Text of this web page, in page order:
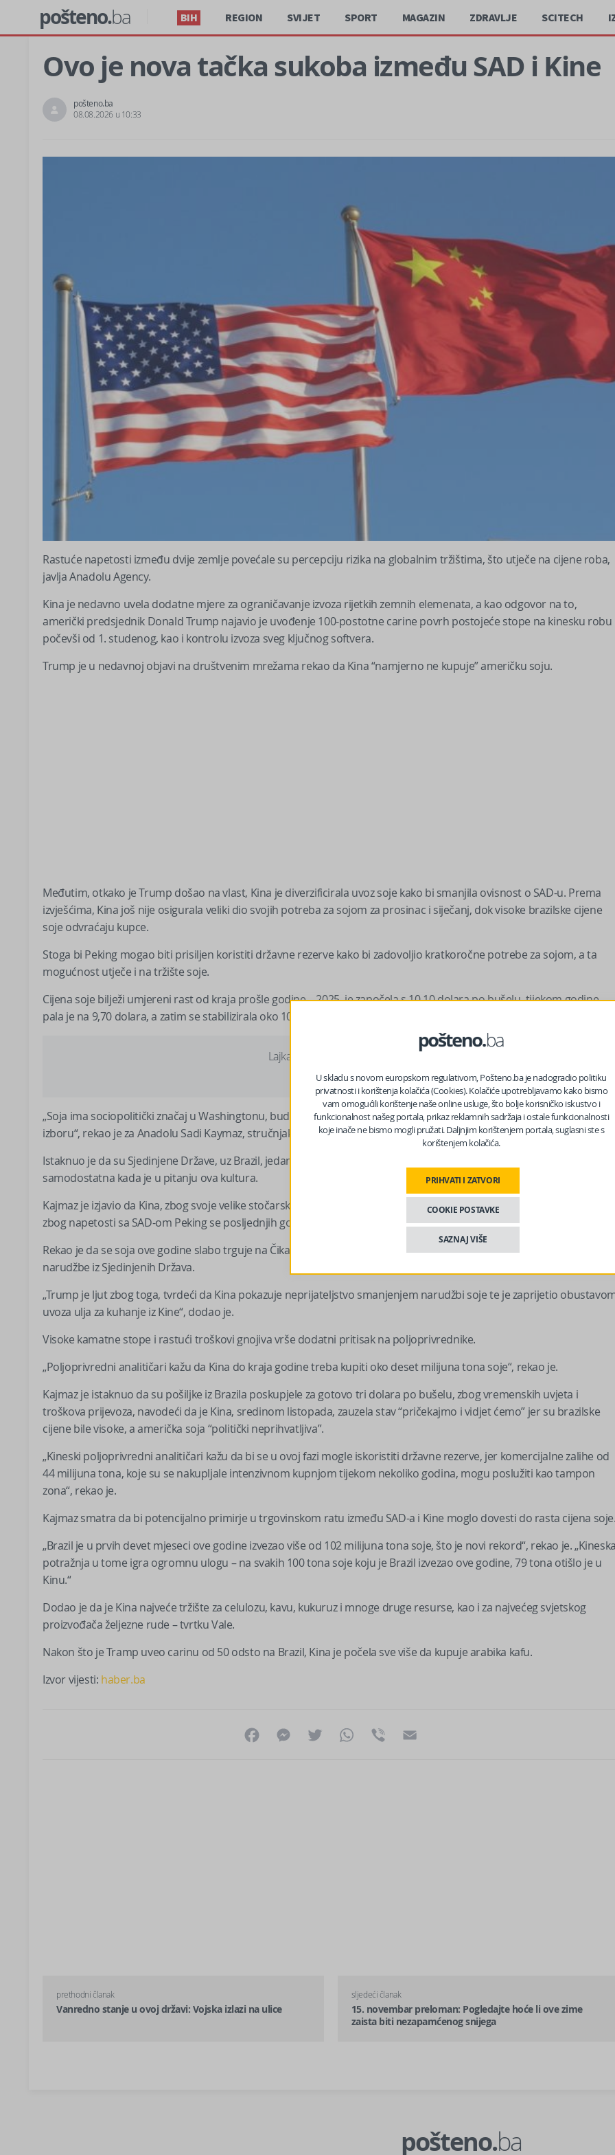
pošteno.ba BIH REGION SVIJET SPORT MAGAZIN ZDRAVLJE SCITECH
Ovo je nova tačka sukoba između SAD i Kine
pošteno.ba
08.08.2026 u 10:33
Rastuće napetosti između dvije zemlje povećale su percepciju rizika na globalnim tržištima, što utječe na cijene roba,
javlja Anadolu Agency.
Kina je nedavno uvela dodatne mjere za ograničavanje izvoza rijetkih zemnih elemenata, a kao odgovor na to,
američki predsjednik Donald Trump najavio je uvođenje 100-postotne carine povrh postojeće stope na kinesku robu
počevši od 1. studenog, kao i kontrolu izvoza sveg ključnog softvera.
Trump je u nedavnoj objavi na društvenim mrežama rekao da Kina “namjerno ne kupuje” američku soju.
Međutim, otkako je Trump došao na vlast, Kina je diverzificirala uvoz soje kako bi smanjila ovisnost o SAD-u. Prema
izvješćima, Kina još nije osigurala veliki dio svojih potreba za sojom za prosinac i siječanj, dok visoke brazilske cijene
soje odvraćaju kupce.
Stoga bi Peking mogao biti prisiljen koristiti državne rezerve kako bi zadovoljio kratkoročne potrebe za sojom, a ta
mogućnost utječe i na tržište soje.
Cijena soje bilježi umjereni rast od kraja prošle godine – 2025. je započela s 10,10 dolara po bušelu, tijekom godine
pala je na 9,70 dolara, a zatim se stabilizirala oko 10,82 dolara.
Lajkajte nas na Facebooku?
„Soja ima sociopolitički značaj u Washingtonu, budući da su poljoprivrednici odigrali veliku ulogu u Trumpovom
izboru“, rekao je za Anadolu Sadi Kaymaz, stručnjak za azijska tržišta.
Istaknuo je da su Sjedinjene Države, uz Brazil, jedan od dva najveća izvoznika soje na svijetu, dok Kina nije
samodostatna kada je u pitanju ova kultura.
Kajmaz je izjavio da Kina, zbog svoje velike stočarske industrije, mora uvoziti značajnu količinu soje iz inozemstva, a
zbog napetosti sa SAD-om Peking se posljednjih godina okrenuo Brazilu.
Rekao je da se soja ove godine slabo trguje na Čikaškoj robnoj burzi jer je Kina gotovo u potpunosti zaustavila
narudžbe iz Sjedinjenih Država.
„Trump je ljut zbog toga, tvrdeći da Kina pokazuje neprijateljstvo smanjenjem narudžbi soje te je zaprijetio
uvoza ulja za kuhanje iz Kine“, dodao je.
Visoke kamatne stope i rastući troškovi gnojiva vrše dodatni pritisak na poljoprivrednike.
„Poljoprivredni analitičari kažu da Kina do kraja godine treba kupiti oko deset milijuna tona soje“, rekao je.
Kajmaz je istaknuo da su pošiljke iz Brazila poskupjele za gotovo tri dolara po bušelu, zbog vremenskih uvjeta i
troškova prijevoza, navodeći da je Kina, sredinom listopada, zauzela stav “pričekajmo i vidjet ćemo” jer su brazilske
cijene bile visoke, a američka soja “politički neprihvatljiva”.
„Kineski poljoprivredni analitičari kažu da bi se u ovoj fazi mogle iskoristiti državne rezerve, jer komercijalne zalihe od
44 milijuna tona, koje su se nakupljale intenzivnom kupnjom tijekom nekoliko godina, mogu poslužiti kao tampon
zona“, rekao je.
Kajmaz smatra da bi potencijalno primirje u trgovinskom ratu između SAD-a i Kine moglo dovesti do rasta cijena
„Brazil je u prvih devet mjeseci ove godine izvezao više od 102 milijuna tona soje, što je novi rekord“, rekao je.
potražnja u tome igra ogromnu ulogu – na svakih 100 tona soje koju je Brazil izvezao ove godine, 79 tona otišlo je u
Kinu.“
Dodao je da je Kina najveće tržište za celulozu, kavu, kukuruz i mnoge druge resurse, kao i za najvećeg svjetskog
proizvođača željezne rude – tvrtku Vale.
Nakon što je Tramp uveo carinu od 50 odsto na Brazil, Kina je počela sve više da kupuje arabika kafu.
Izvor vijesti: haber.ba
FacebookMessenger
Twitter WhatsApp
Viber
prethodni članak
Vanredno stanje u ovoj državi: Vojska izlazi na ulice
sljedeći članak
15. novembar preloman: Pogledajte hoće li ove zime
zaista biti nezapamćenog snijega
U skladu s novom europskom regulativom, Pošteno.ba je nadogradio politiku
privatnosti i korištenja kolačića (Cookies). Kolačiće upotrebljavamo kako bismo
vam omogućili korištenje naše online usluge, što bolje korisničko iskustvo i
funkcionalnost našeg portala, prikaz reklamnih sadržaja i ostale funkcionalnosti
koje inače ne bismo mogli pružati. Daljnjim korištenjem portala, suglasni ste s
korištenjem kolačića.
PRIHVATI I ZATVORI
COOKIE POSTAVKE
SAZNAJ VIŠE
pošteno.ba